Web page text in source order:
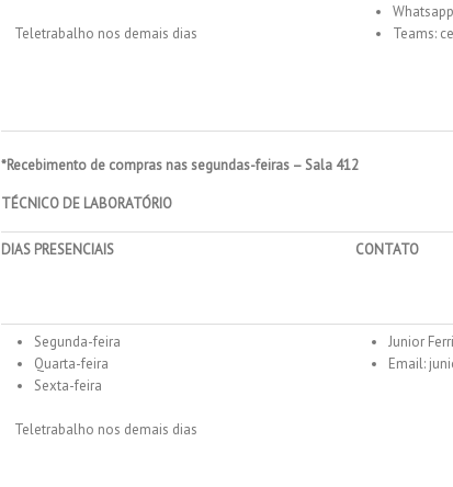
Teletrabalho nos demais dias
Teams:
*Recebimento de compras nas segundas-feiras – Sala 412
TÉCNICO DE LABORATÓRIO
DIAS PRESENCIAIS CONTATO
Segunda-feira
Quarta-feira
Sexta-feira
Teletrabalho nos demais dias
Junior Ferri
Email: